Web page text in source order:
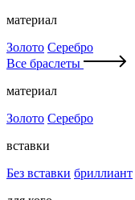
материал
Золото Серебро
Все браслеты
материал
Золото Серебро
вставки
Без вставки бриллиант